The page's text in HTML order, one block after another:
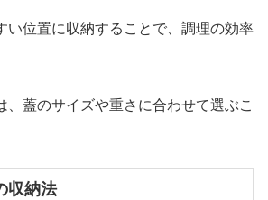
い位置に収納することで、調理の効率
、蓋のサイズや重さに合わせて選ぶこ
収納法